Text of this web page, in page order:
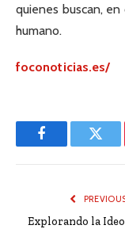
quienes buscan,
humano.
foconoticias.es/
Facebook
Explorando la